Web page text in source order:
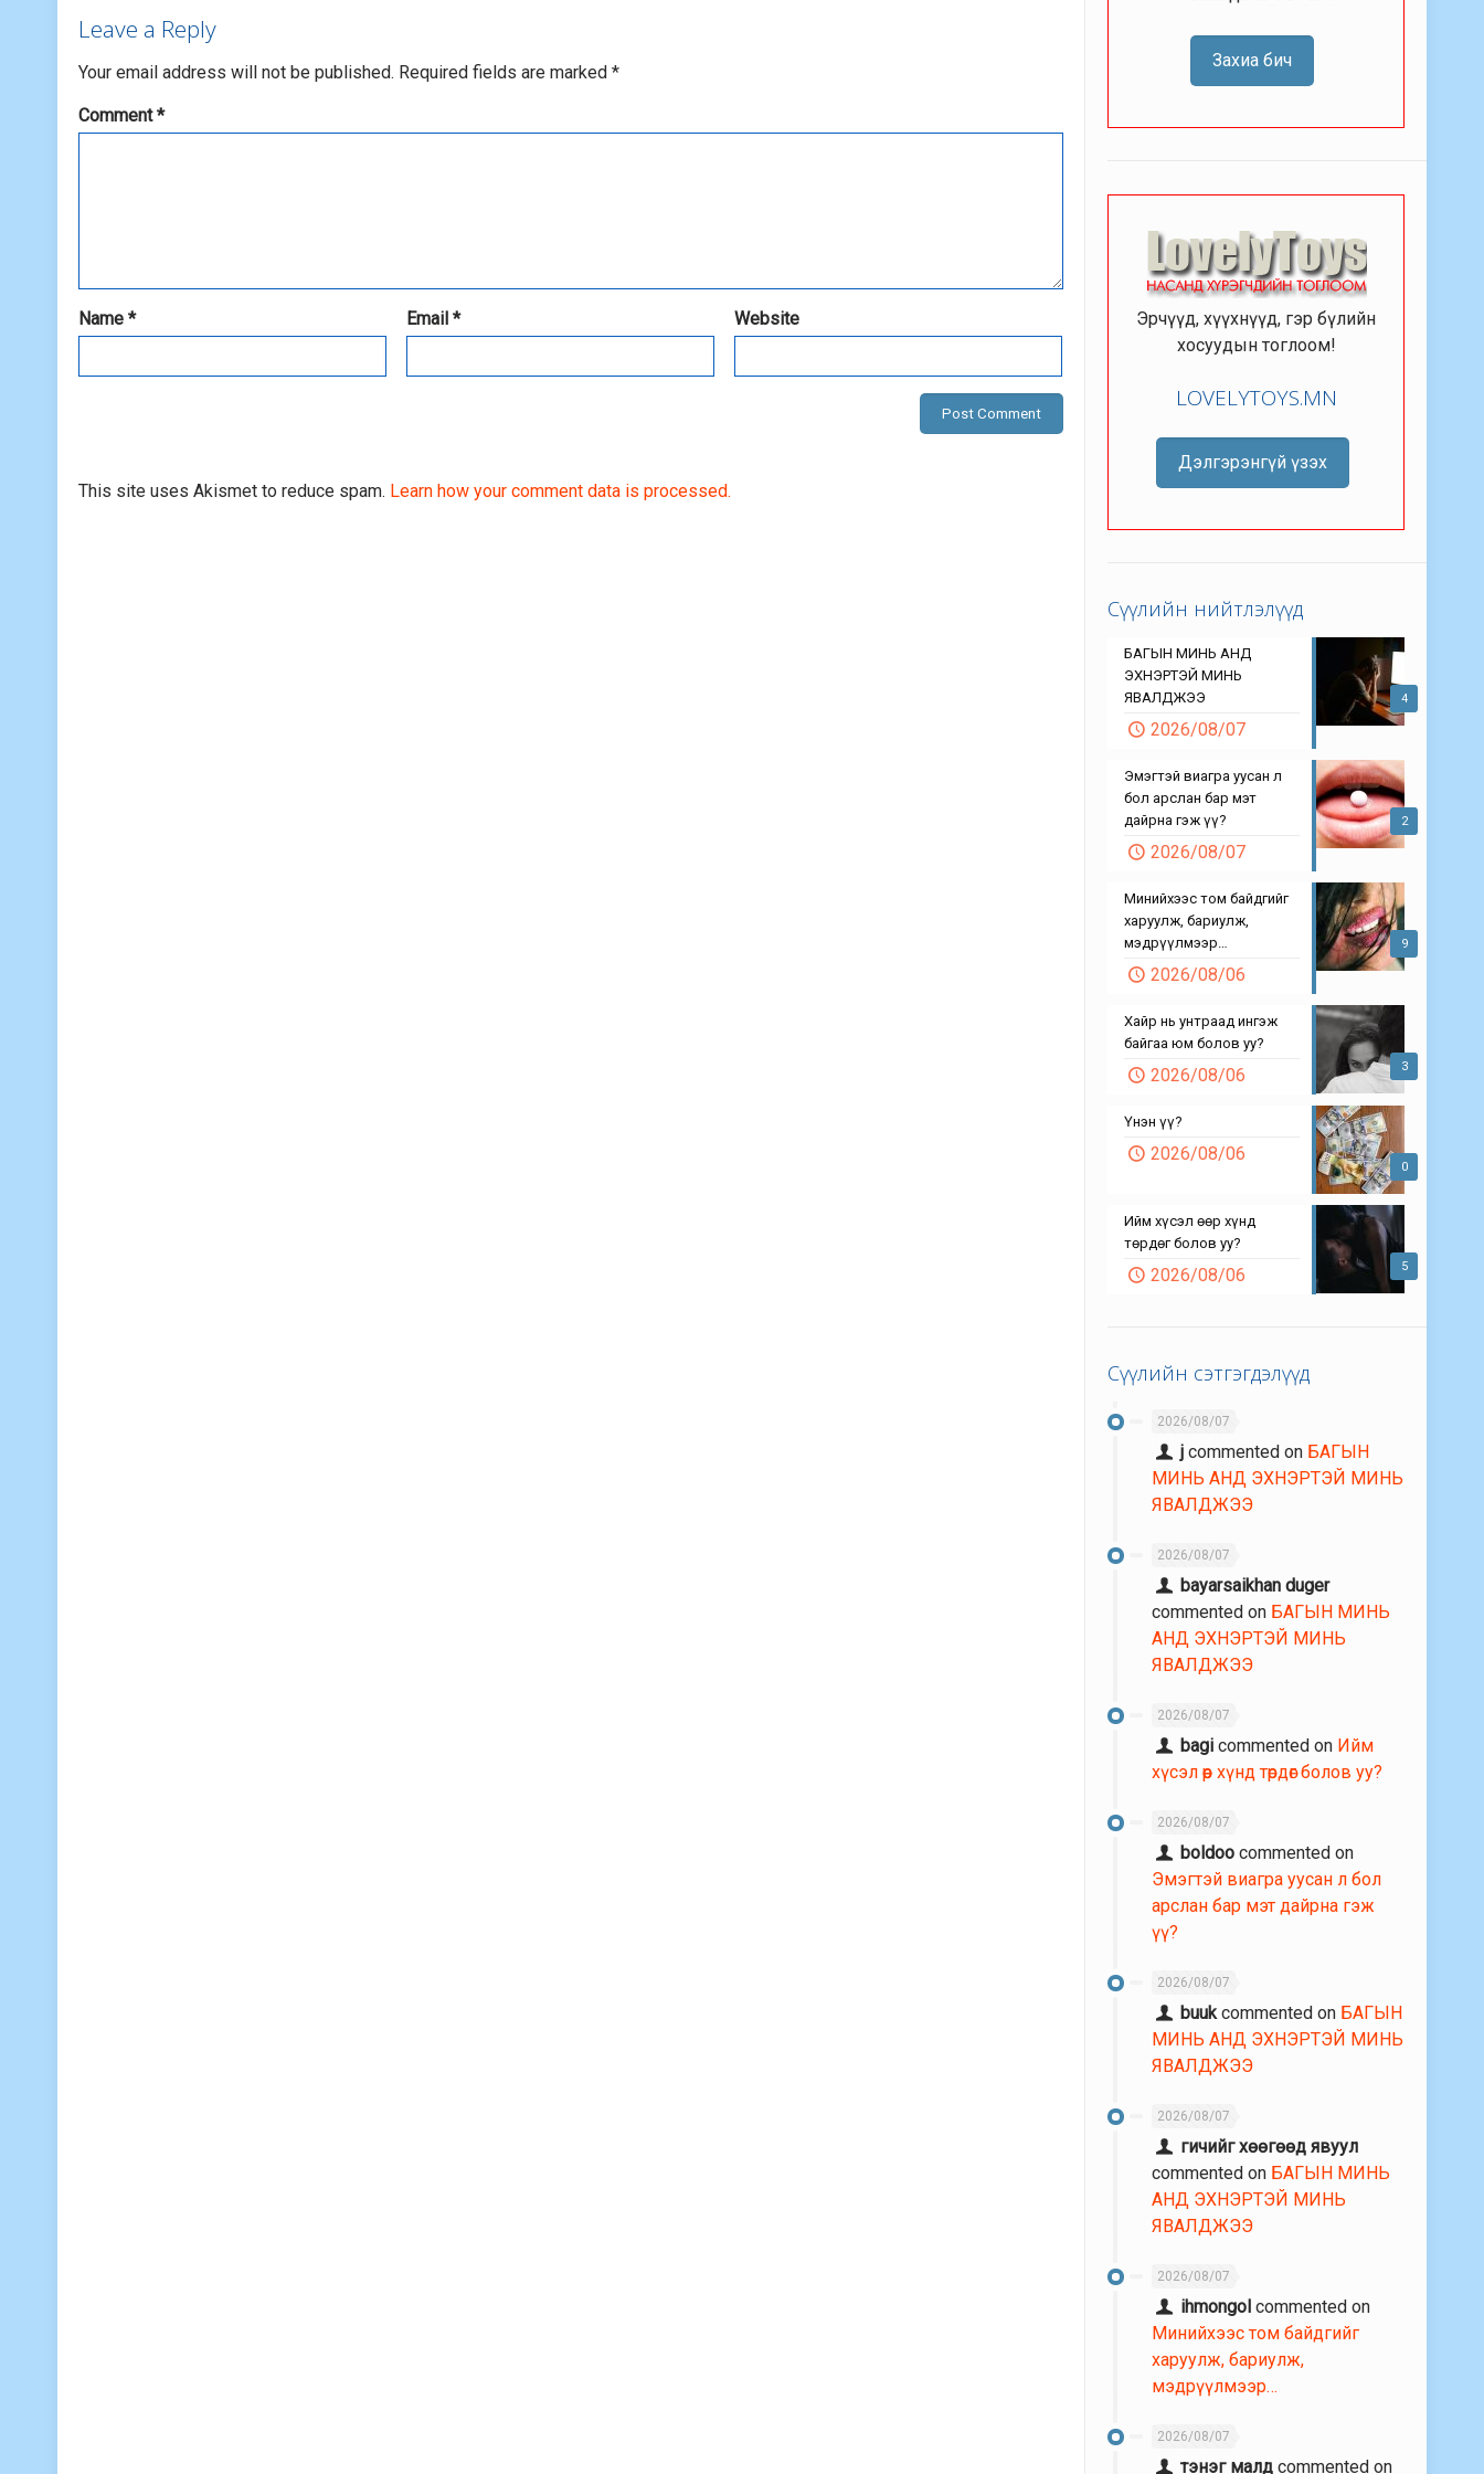
Leave a Reply
Your email address will not be published. Required fields are marked*
Comment*
Name* Email* Website
This site uses Akismet to reduce spam. Learn how your comment data is processed.
Захиа бич
Эрчүүд, хүүхнүүд, гэр бүлийн
хосуудын тоглоом!
LOVELYTOYS.MN
Дэлгэрэнгүй үзэх
Сүүлийн нийтлэлүүд
4
БАГЫН МИНЬ АНД
ЭХНЭРТЭЙ МИНЬ
ЯВАЛДЖЭЭ
2026/08/07
2
Эмэгтэй виагра уусан л
бол арслан бар мэт
дайрна гэж үү?
2026/08/07
9
Минийхээс том байдгийг
харуулж, бариулж,
мэдрүүлмээр…
2026/08/06
3
Хайр нь унтраад ингэж
байгаа юм болов уу?
2026/08/06
0
Үнэн үү?
2026/08/06
5
Ийм хүсэл өөр хүнд
төрдөг болов уу?
2026/08/06
Сүүлийн сэтгэгдэлүүд
2026/08/07
j commented on БАГЫН
МИНЬ АНД ЭХНЭРТЭЙ МИНЬ
ЯВАЛДЖЭЭ
2026/08/07
bayarsaikhan duger
commented on БАГЫН МИНЬ
АНД ЭХНЭРТЭЙ МИНЬ
ЯВАЛДЖЭЭ
2026/08/07
bagi commented on Ийм
хүсэл өөр хүнд төрдөг болов уу?
2026/08/07
boldoo commented on
Эмэгтэй виагра уусан л бол
арслан бар мэт дайрна гэж
үү?
2026/08/07
buukcommented on БАГЫН
МИНЬ АНД ЭХНЭРТЭЙ МИНЬ
ЯВАЛДЖЭЭ
2026/08/07
гичийг хөөгөөд явуул
commented on БАГЫН МИНЬ
АНД ЭХНЭРТЭЙ МИНЬ
ЯВАЛДЖЭЭ
2026/08/07
ihmongol commented on
Минийхээс том байдгийг
харуулж, бариулж,
мэдрүүлмээр…
2026/08/07
тэнэг малд commented on